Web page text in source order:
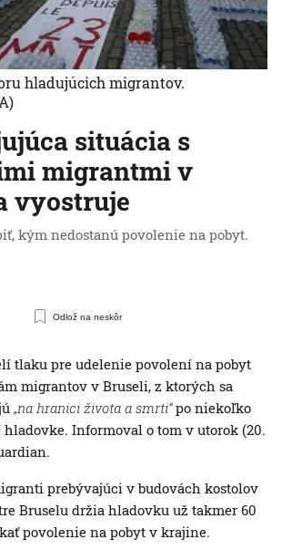
situácia s
migrantmi v
vyostruje
kým nedostanú povolenie na pobyt.
Odlož na neskôr
hladujúcich migrantov.
tlaku pre udelenie povolení na pobyt
migrantov v Bruseli, z ktorých sa
„na hranici života a smrti“po niekoľko
Informoval o tom v utorok (20.
prebývajúci v budovách kostolov
Bruselu držia hladovku už takmer 60
povolenie na pobyt v krajine.